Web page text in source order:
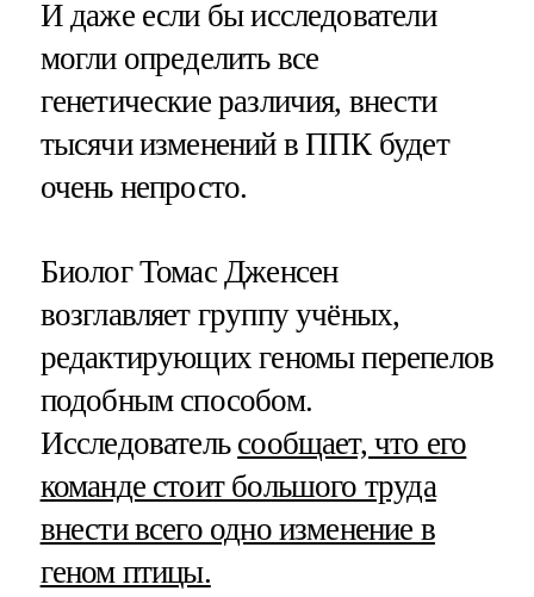
И даже если бы исследователи
могли определить все
генетические различия, внести
тысячи изменений в ППК будет
очень непросто.
Биолог Томас Дженсен
возглавляет группу учёных,
редактирующих геномы перепелов
подобным способом.
Исследователь сообщает, что его
команде стоит большого труда
внести всего одно изменение в
геном птицы.